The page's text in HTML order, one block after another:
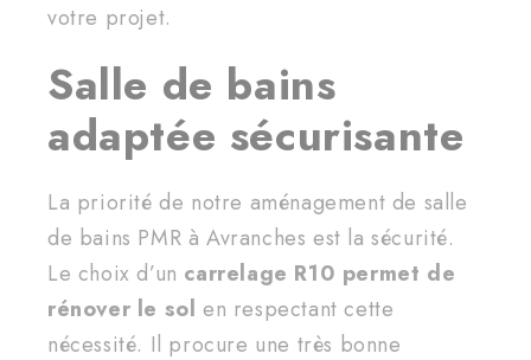
votre projet.
Salle de bains
adaptée sécurisante
La priorité de notre aménagement de salle
de bains PMR à Avranches est la sécurité.
Le choix d’un carrelage R10 permet de
rénover le sol en respectant cette
nécessité. Il procure une très bonne